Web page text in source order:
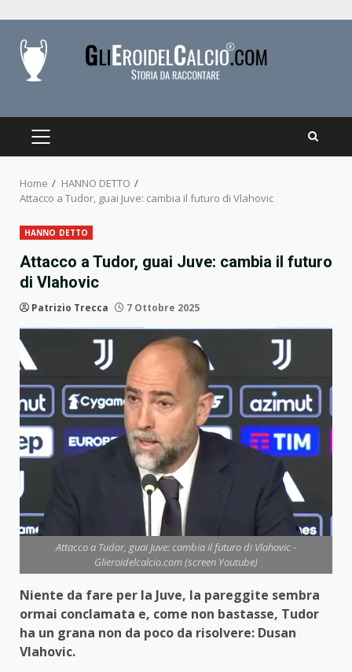
content
PRIMARY
Home
HANNO DETTO
Attacco a Tudor, guai Juve: cambia il futuro di Vlahovic
HANNO DETTO
Attacco a Tudor, guai Juve: cambia il futuro
di Vlahovic
Patrizio Trecca 7 Ottobre 2025
Attacco a Tudor, guai Juve: cambia il futuro di Vlahovic -
Glieroidelcalcio.com (screen Youtube)
Niente da fare per la Juve, la pareggite sembra
ormai conclamata e, come non bastasse, Tudor
ha un grana non da poco da risolvere: Dusan
Vlahovic.